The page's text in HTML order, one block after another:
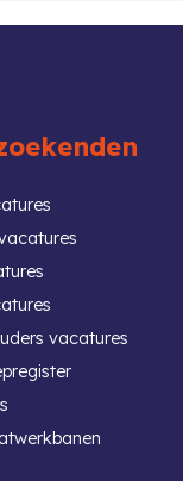
vacatures